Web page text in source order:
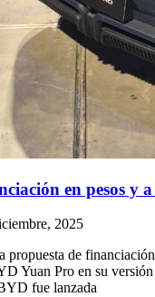
en pesos y
2025
de
Yuan Pro en su
fue lanzada